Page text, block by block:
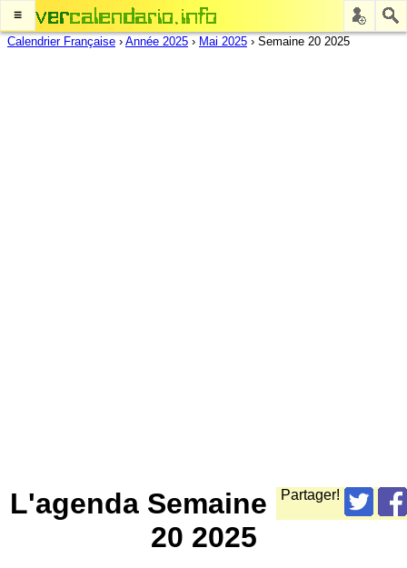
≡
Calendrier Française › Année 2025 › Mai 2025 › Semaine 20 2025
Partager!
L'agenda Semaine
20 2025